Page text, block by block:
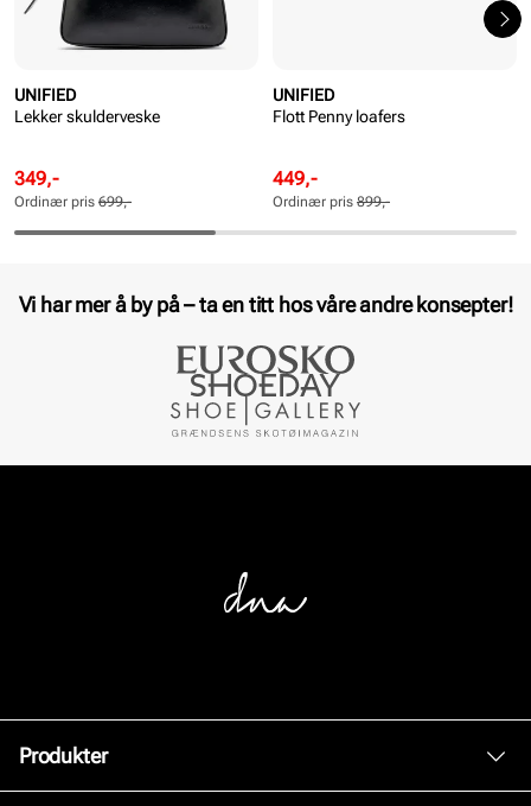
UNIFIED
Lekker skulderveske
Rabattert
pris
Pris
349,-
Ordinær
pris
Pris
Ordinær pris 699,-
UNIFIED
Flott Penny loafers
Rabattert
pris
Pris
449,-
Ordinær
pris
Pris
Ordinær pris 899,-
Vi har mer å by på – ta en titt hos våre andre konsepter!
Produkter